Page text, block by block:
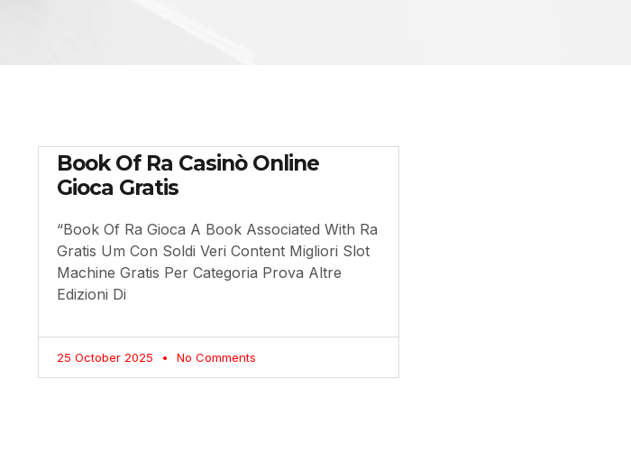
Book Of Ra Casinò Online
Gioca Gratis
“Book Of Ra Gioca A Book Associated With Ra
Gratis Um Con Soldi Veri Content Migliori Slot
Machine Gratis Per Categoria Prova Altre
Edizioni Di
25 October 2025 No Comments